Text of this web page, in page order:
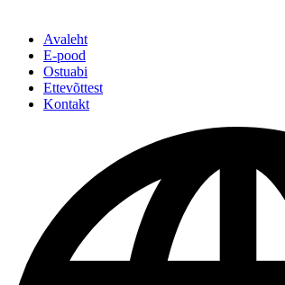
Avaleht
E-pood
Ostuabi
Ettevõttest
Kontakt